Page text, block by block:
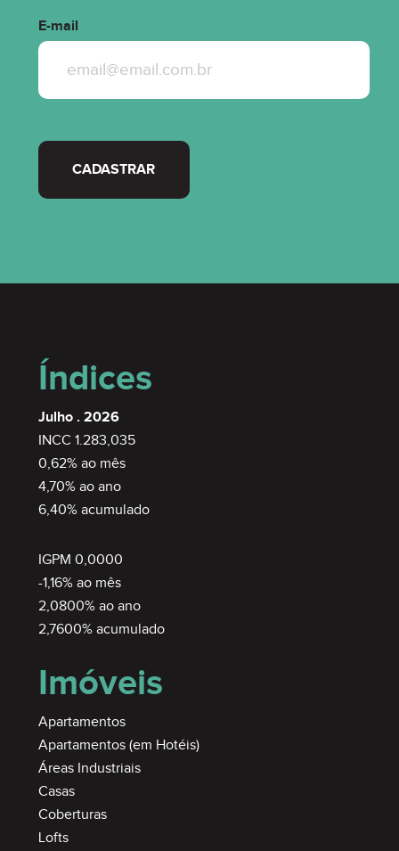
E-mail
CADASTRAR
Índices
Julho . 2026
INCC 1.283,035
0,62% ao mês
4,70% ao ano
6,40% acumulado
IGPM 0,0000
-1,16% ao mês
2,0800% ao ano
2,7600% acumulado
Imóveis
Apartamentos
Apartamentos (em Hotéis)
Áreas Industriais
Casas
Coberturas
Lofts